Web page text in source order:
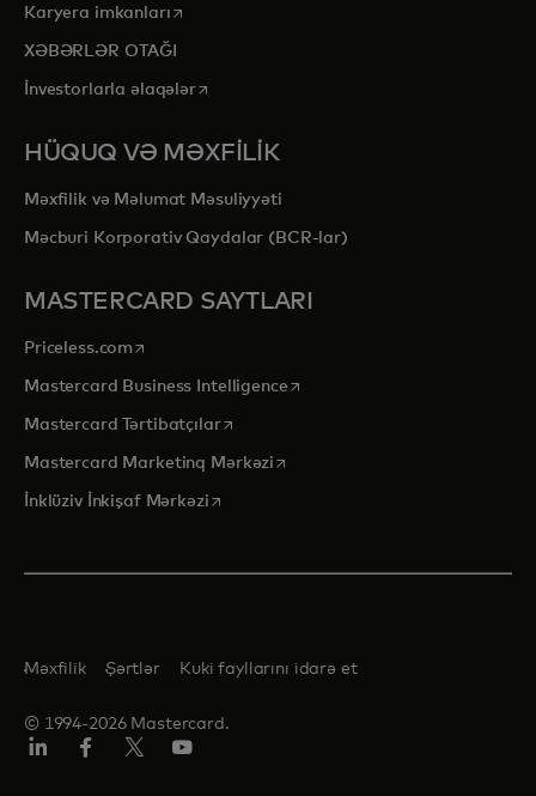
Karyera imkanlarıopens in a new tab
XƏBƏRLƏR OTAĞI
İnvestorlarla əlaqələropens in a new tab
HÜQUQ VƏ MƏXFİLİK
Məxfilik və Məlumat Məsuliyyəti
Məcburi Korporativ Qaydalar (BCR-lar)
MASTERCARD SAYTLARI
Priceless.com opens in a new tab
Mastercard Business Intelligenceopens in a new tab
Mastercard Tərtibatçılaropens in a new tab
Mastercard Marketinq Mərkəzi opens in a new tab
İnklüziv İnkişaf Mərkəziopens in a new tab
© 1994-2026 Mastercard.
Məxfilik Şərtlər Kuki fayllarını idarə et